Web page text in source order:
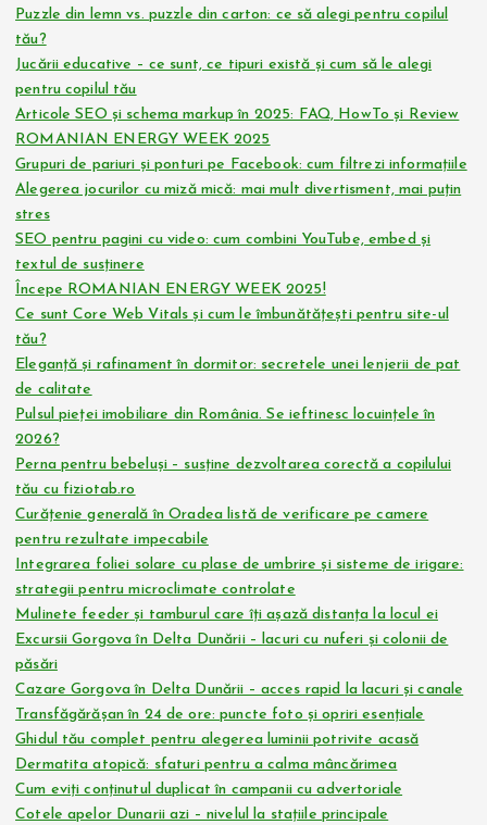
Puzzle din lemn vs. puzzle din carton: ce să alegi pentru copilul
tău?
Jucării educative – ce sunt, ce tipuri există și cum să le alegi
pentru copilul tău
Articole SEO și schema markup în 2025: FAQ, HowTo și Review
ROMANIAN ENERGY WEEK 2025
Grupuri de pariuri și ponturi pe Facebook: cum filtrezi informațiile
Alegerea jocurilor cu miză mică: mai mult divertisment, mai puțin
stres
SEO pentru pagini cu video: cum combini YouTube, embed și
textul de susținere
Începe ROMANIAN ENERGY WEEK 2025!
Ce sunt Core Web Vitals și cum le îmbunătățești pentru site-ul
tău?
Eleganță și rafinament în dormitor: secretele unei lenjerii de pat
de calitate
Pulsul pieței imobiliare din România. Se ieftinesc locuințele în
2026?
Perna pentru bebeluși – susține dezvoltarea corectă a copilului
tău cu fiziotab.ro
Curățenie generală în Oradea listă de verificare pe camere
pentru rezultate impecabile
Integrarea foliei solare cu plase de umbrire și sisteme de irigare:
strategii pentru microclimate controlate
Mulinete feeder și tamburul care îți așază distanța la locul ei
Excursii Gorgova în Delta Dunării – lacuri cu nuferi și colonii de
păsări
Cazare Gorgova în Delta Dunării – acces rapid la lacuri și canale
Transfăgărășan în 24 de ore: puncte foto și opriri esențiale
Ghidul tău complet pentru alegerea luminii potrivite acasă
Dermatita atopică: sfaturi pentru a calma mâncărimea
Cum eviți conținutul duplicat în campanii cu advertoriale
Cotele apelor Dunarii azi – nivelul la stațiile principale